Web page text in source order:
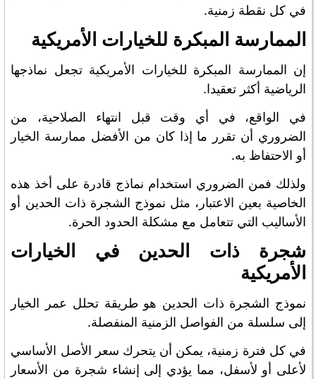
في كل نقطة زمنية.
الممارسة المبكرة للخيارات الأمريكية
إن الممارسة المبكرة للخيارات الأمريكية تجعل نماذجها
الرياضية أكثر تعقيدا.
في الواقع، في أي وقت قبل انتهاء الصلاحية، من
الضروري أن تقرر ما إذا كان من الأفضل ممارسة الخيار
أو الاحتفاظ به.
ولذلك فمن الضروري استخدام نماذج قادرة على أخذ هذه
الخاصية بعين الاعتبار، مثل نموذج الشجرة ذات الحدين أو
الأساليب التي تتعامل مع مشكلة الحدود الحرة.
شجرة ذات الحدين في الخيارات
الأمريكية
نموذج الشجرة ذات الحدين هو طريقة تحلل عمر الخيار
إلى سلسلة من الفواصل الزمنية المنفصلة.
في كل فترة زمنية، يمكن أن يتحرك سعر الأصل الأساسي
لأعلى أو لأسفل، مما يؤدي إلى إنشاء شجرة من الأسعار